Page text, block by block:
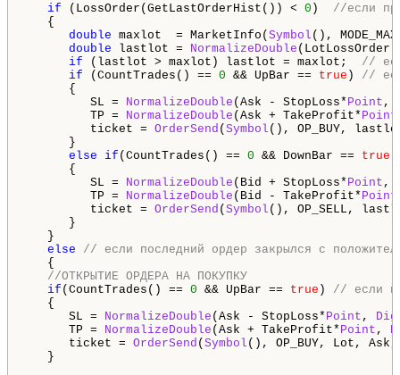
if (LossOrder(GetLastOrderHist()) < 0 ) //если
{
double maxlot  = MarketInfo(Symbol (),
double lastlot = NormalizeDouble
if (lastlot > maxlot) lastlot = maxlot; //
if (CountTrades() == 0 && UpBar == true ) //
{
SL = NormalizeDouble (Ask - StopLoss* Point ,
TP = NormalizeDouble (Ask + TakeProfit* Point
ticket = OrderSend (Symbol (), OP_BUY,
}
else
if (CountTrades() == 0 && DownBar == true
{
SL = NormalizeDouble (Bid + StopLoss* Point ,
TP = NormalizeDouble (Bid - TakeProfit* Point
ticket = OrderSend (Symbol (), OP_SELL,
}
}
else
// если последний ордер закрылся с
{
//ОТКРЫТИЕ ОРДЕРА НА ПОКУПКУ
if (CountTrades() == 0 && UpBar == true ) // если
{
SL = NormalizeDouble (Ask - StopLoss* Point ,
TP = NormalizeDouble (Ask + TakeProfit* Point ,
ticket = OrderSend (Symbol (), OP_BUY, Lot,
}